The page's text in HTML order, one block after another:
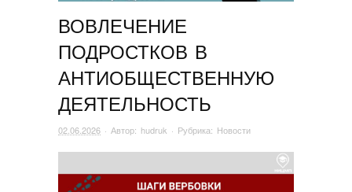
ВОВЛЕЧЕНИЕ
ПОДРОСТКОВ В
АНТИОБЩЕСТВЕННУЮ
ДЕЯТЕЛЬНОСТЬ
02.06.2026 · Автор: hudruk · Рубрика: Новости